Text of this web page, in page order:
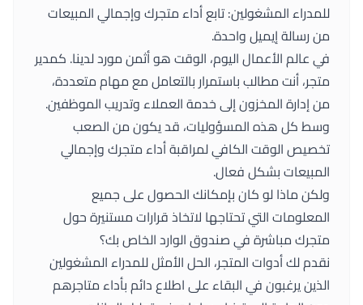
للمدراء المشغولين: تابع أداء متجرك وإجمالي المبيعات
من رسالة إيميل واحدة.
في عالم الأعمال اليوم، الوقت هو أثمن مورد لدينا. كمدير
متجر، أنت مطالب باستمرار بالتعامل مع مهام متعددة،
من إدارة المخزون إلى خدمة العملاء وتدريب الموظفين.
وسط كل هذه المسؤوليات، قد يكون من الصعب
تخصيص الوقت الكافي لمراقبة أداء متجرك وإجمالي
المبيعات بشكل فعال.
ولكن ماذا لو كان بإمكانك الحصول على جميع
المعلومات التي تحتاجها لاتخاذ قرارات مستنيرة حول
متجرك مباشرة في صندوق الوارد الخاص بك؟
نقدم لكأدوات المتجر، الحل الأمثل للمدراء المشغولين
الذين يرغبون في البقاء على اطلاع دائم بأداء متاجرهم